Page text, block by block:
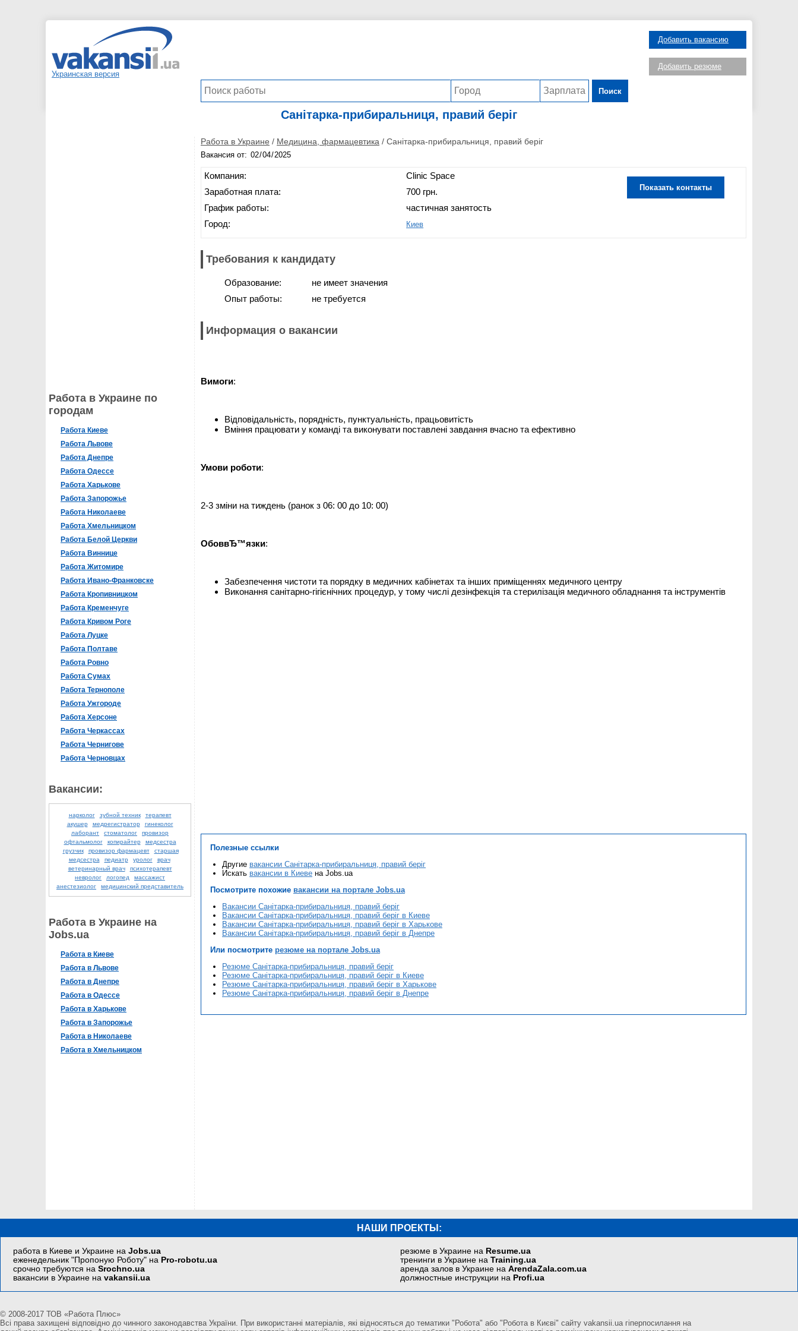
Украинская версия
Поиск
Добавить вакансию
Добавить резюме
Санітарка-прибиральниця, правий беріг
Работа в Украине по
городам
Работа Киеве
Работа Львове
Работа Днепре
Работа Одессе
Работа Харькове
Работа Запорожье
Работа Николаеве
Работа Хмельницком
Работа Белой Церкви
Работа Виннице
Работа Житомире
Работа Ивано-Франковске
Работа Кропивницком
Работа Кременчуге
Работа Кривом Роге
Работа Луцке
Работа Полтаве
Работа Ровно
Работа Сумах
Работа Тернополе
Работа Ужгороде
Работа Херсоне
Работа Черкассах
Работа Чернигове
Работа Черновцах
Вакансии:
нарколог зубной техник
терапевт
акушер
медрегистратор
гинеколог
лаборант
стоматолог
провизор
офтальмолог
копирайтер
медсестра
грузчик
провизор фармацевт
старшая
медсестра
педиатр уролог
врач
ветеринарный врач
психотерапевт
невролог
логопед
массажист
анестезиолог
медицинский представитель
Работа в Украине на
Jobs.ua
Работа в Киеве
Работа в Львове
Работа в Днепре
Работа в Одессе
Работа в Харькове
Работа в Запорожье
Работа в Николаеве
Работа в Хмельницком
Работа в Украине / Медицина, фармацевтика / Санітарка-прибиральниця, правий беріг
Вакансия от:
Компания:
Заработная плата:
График работы:
Город:
Clinic Space
700 грн.
частичная занятость
Киев
Показать контакты
Требования к кандидату
Образование:
Опыт работы:
не имеет значения
не требуется
Информация о вакансии
Вимоги:
Відповідальність, порядність, пунктуальність, працьовитість
Вміння працювати у команді та виконувати поставлені завдання вчасно та ефективно
Умови роботи:
2-3 зміни на тиждень (ранок з 06: 00 до 10: 00)
ОбоввЂ™язки:
Забезпечення чистоти та порядку в медичних кабінетах та інших приміщеннях медичного центру
Виконання санітарно-гігієнічних процедур, у тому числі дезінфекція та стерилізація медичного обладнання та інструментів
Полезные ссылки
Другие вакансии Санітарка-прибиральниця, правий беріг
Искать вакансии в Киеве на Jobs.ua
Посмотрите похожие вакансии на портале Jobs.ua
Вакансии Санітарка-прибиральниця, правий беріг
Вакансии Санітарка-прибиральниця, правий беріг в Киеве
Вакансии Санітарка-прибиральниця, правий беріг в Харькове
Вакансии Санітарка-прибиральниця, правий беріг в Днепре
Или посмотрите резюме на портале Jobs.ua
Резюме Санітарка-прибиральниця, правий беріг
Резюме Санітарка-прибиральниця, правий беріг в Киеве
Резюме Санітарка-прибиральниця, правий беріг в Харькове
Резюме Санітарка-прибиральниця, правий беріг в Днепре
НАШИ ПРОЕКТЫ:
работа в Киеве и Украине наJobs.ua
еженедельник "Пропоную Роботу" на Pro-robotu.ua
срочно требуются наSrochno.ua
вакансии в Украине наvakansii.ua
резюме в Украине на Resume.ua
тренинги в Украине на Training.ua
аренда залов в Украине на ArendaZala.com.ua
должностные инструкции на Profi.ua
© 2008-2017 ТОВ «Работа Плюс»
Всі права захищені відповідно до чинного законодавства України. При використанні матеріалів, які відносяться до тематики "Робота" або "Робота в Києві" сайту vakansii.ua гіперпосилання на